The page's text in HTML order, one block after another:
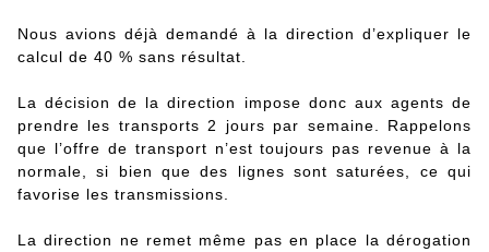
Nous avions déjà demandé à la direction d’expliquer le
calcul de 40 % sans résultat.
La décision de la direction impose donc aux agents de
prendre les transports 2 jours par semaine. Rappelons
que l’offre de transport n’est toujours pas revenue à la
normale, si bien que des lignes sont saturées, ce qui
favorise les transmissions.
La direction ne remet même pas en place la dérogation